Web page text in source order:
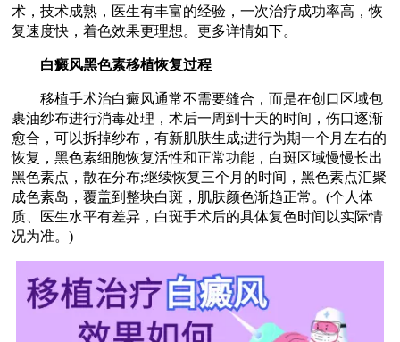
术，技术成熟，医生有丰富的经验，一次治疗成功率高，恢
复速度快，着色效果更理想。更多详情如下。
白癜风黑色素移植恢复过程
移植手术治白癜风通常不需要缝合，而是在创口区域包
裹油纱布进行消毒处理，术后一周到十天的时间，伤口逐渐
愈合，可以拆掉纱布，有新肌肤生成;进行为期一个月左右的
恢复，黑色素细胞恢复活性和正常功能，白斑区域慢慢长出
黑色素点，散在分布;继续恢复三个月的时间，黑色素点汇聚
成色素岛，覆盖到整块白斑，肌肤颜色渐趋正常。(个人体
质、医生水平有差异，白斑手术后的具体复色时间以实际情
况为准。)